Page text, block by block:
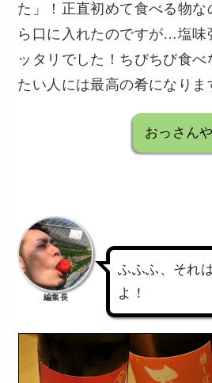
た」！正直初めて食べる物
ら口に入れたのですが…塩味
ッタリでした！ちびちび食
たい人には最高の肴になりま
おっさん
編集長
ふふふ、それ
よ！